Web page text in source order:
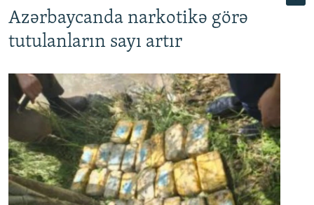
Azərbaycanda narkotikə görə
tutulanların sayı artır